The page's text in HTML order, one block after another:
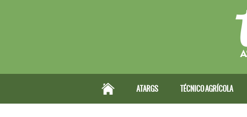
ATARGS TÉCNICO AGRÍCOLA